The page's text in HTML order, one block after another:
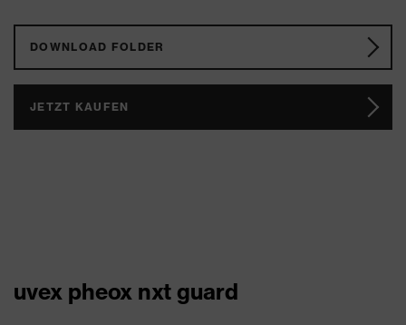
DOWNLOAD FOLDER
JETZT KAUFEN
uvex pheox nxt guard